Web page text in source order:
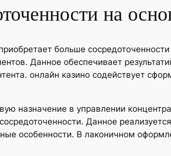
на
больше
Данное обеспечивает
онлайн казино содействует
назначение в управлении
Данное
особенности. В лаконичном